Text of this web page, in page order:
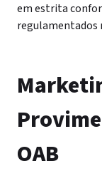
em estrita
regulamentados
OAB